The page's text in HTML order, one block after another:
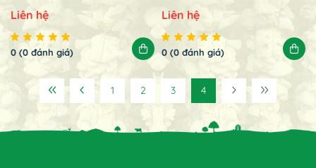
Liên hệ
0 (0 đánh giá)
Liên hệ
0 (0 đánh giá)
1 2 3 4